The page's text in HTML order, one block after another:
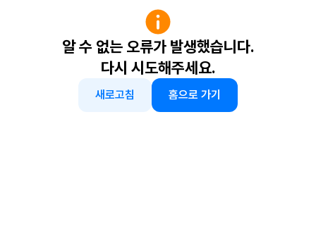
알 수 없는 오류가 발생했습니다.
다시 시도해주세요.
새로고침 홈으로 가기